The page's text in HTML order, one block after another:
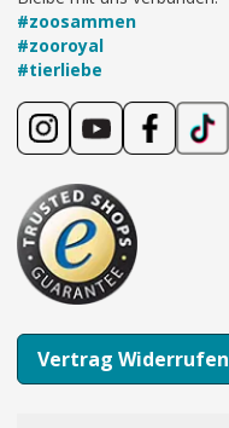
#zoosammen
#zooroyal
#tierliebe
Vertrag Widerrufen